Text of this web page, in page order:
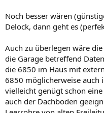
Noch besser wären
Delock, dann geht es
Auch zu überlegen wäre
die Garage betreffend
die 6850 im Haus mit
6850 möglicherweise auch
vielleicht genügt schon
auch der Dachboden